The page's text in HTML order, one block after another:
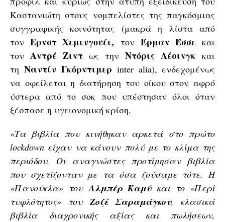
Καστανιώτη στους νομπελίστες της παγκόσμιας
συγγραφικής κοινότητας (μακρά η λίστα από
τονΕρνστ Χεμινγουέι, τον Έρμαν Έσσεκαι
τονΑντρέ Ζιντως τηνΝτόρις Λέσινγκκαι
τηΝαντίν Γκόρντιμερinter alia), ενδεχομένως
να οφείλεται η διατήρηση του οίκου στον αφρό
ύστερα από το σοκ που υπέστησαν όλοι όταν
ξέσπασε η υγειονομική κρίση.
«Τα βιβλία που κινήθηκαν αρκετά στο πρώτο
lockdown είχαν να κάνουν πολύ με το κλίμα της
περιόδου. Οι αναγνώστες προτίμησαν βιβλία
που σχετίζονταν με τα όσα ζούσαμε τότε. Η
«Πανούκλα» τουΑλμπέρ Καμύκαι το «Περί
τυφλότητος» τουΖοζέ Σαραμάγκου, κλασικά
βιβλία διαχρονικής αξίας και πωλήσεων,